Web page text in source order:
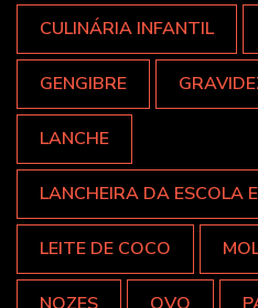
CULINÁRIA INFANTIL
GENGIBRE
LANCHE
LANCHEIRA DA ESCOLA
LEITE DE COCO